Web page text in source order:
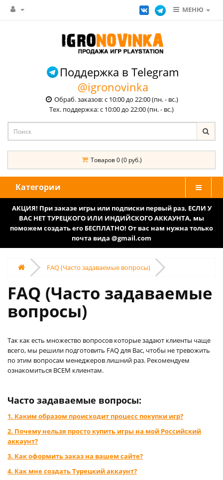
МЕНЮ
Поддержка в Telegram
@igronovinka
Обраб. заказов: с 10:00 до 22:00 (пн. - вс.)
Тех. поддержка: с 10:00 до 22:00 (пн. - вс.)
Товаров 0 (0 руб.)
Категории
АКЦИЯ! При заказе игры или подписки первый раз, ЕСЛИ У
ВАС НЕТ ТУРЕЦКОГО ИЛИ ИНДИЙСКОГО АККАУНТА, мы
поможем создать его БЕСПЛАТНО! От вас нам нужна только
почта вида @gmail.com
FAQ (Часто задаваемые вопросы)
FAQ (Часто задаваемые
вопросы)
Так как есть множество вопросов которые задают клиенты чаще
всего, мы решили подготовить FAQ для Вас, чтобы не тревожить
по этим вопросам менеджеров лишний раз. Рекомендуем
ознакомиться ВСЕМ клиентам.
Часто задаваемые вопросы:
1. Каким образом происходит процесс покупки игр?
2. Почему нельзя просто купить игры на мой Российский
аккаунт?
3. Как оформить заказ на вашем сайте?
4. Как мне создать Турецкий аккаунт?